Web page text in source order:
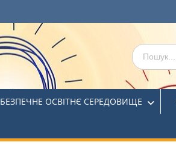
БЕЗПЕЧНЕ ОСВІТНЄ СЕРЕДОВИЩЕ